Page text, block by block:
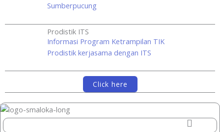
Sumberpucung
Prodistik ITS
Informasi Program Ketrampilan TIK
Prodistik kerjasama dengan ITS
Click here